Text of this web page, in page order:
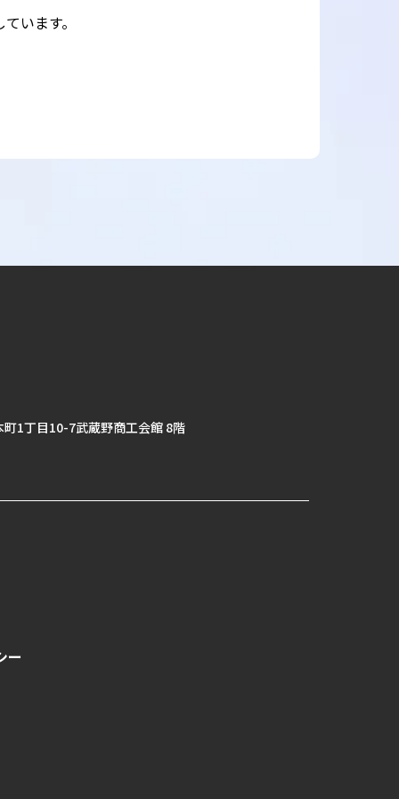
います。
1丁目10-7武蔵野商工会館 8階
ー